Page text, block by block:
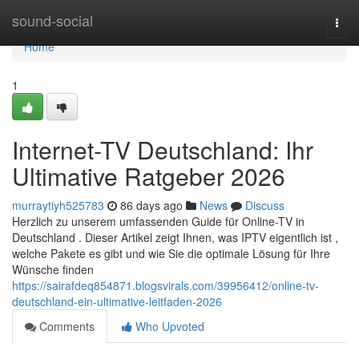
sound-social
Home
Home
1
Internet-TV Deutschland: Ihr
Ultimative Ratgeber 2026
murraytiyh525783 86 days ago News
Discuss
Herzlich zu unserem umfassenden Guide für Online-TV in
Deutschland . Dieser Artikel zeigt Ihnen, was IPTV eigentlich ist ,
welche Pakete es gibt und wie Sie die optimale Lösung für Ihre
Wünsche finden
https://sairafdeq854871.blogsvirals.com/39956412/online-tv-
deutschland-ein-ultimative-leitfaden-2026
Comments
Who Upvoted